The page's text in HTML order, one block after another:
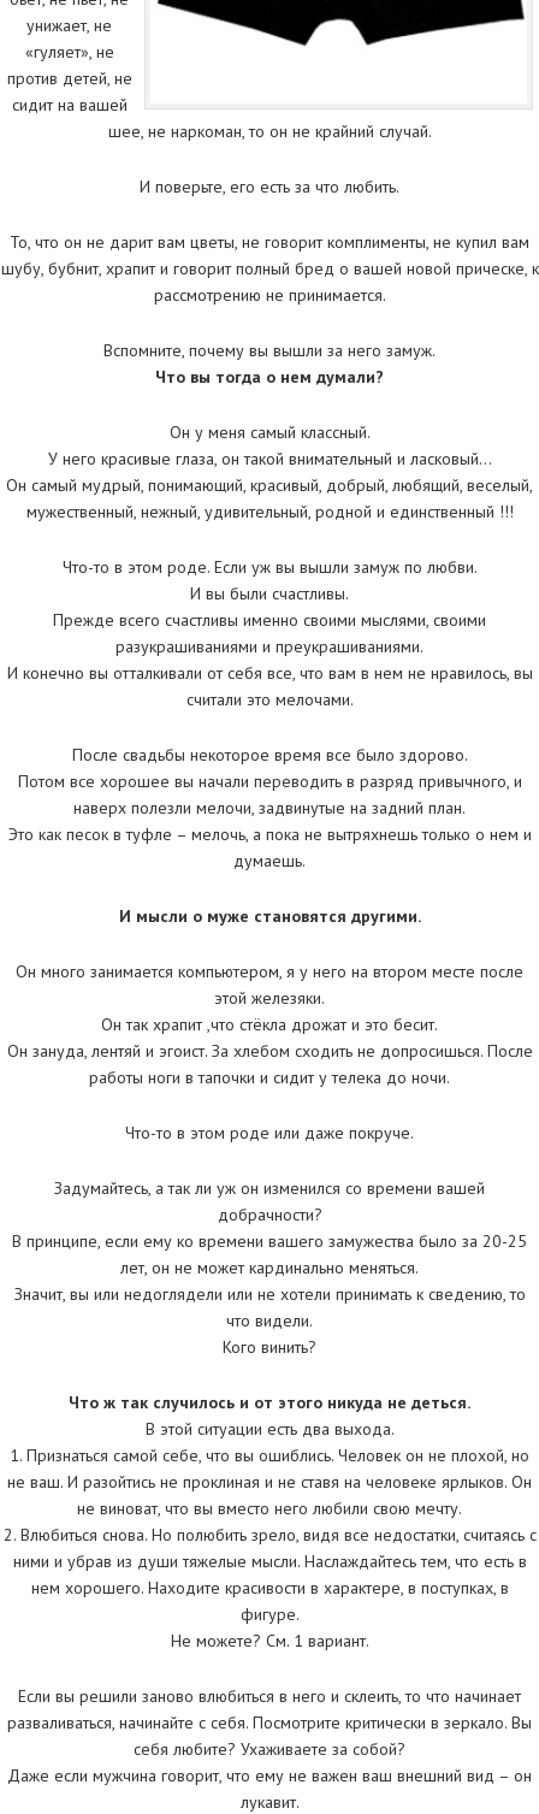
унижает, не
«гуляет», не
против детей, не
сидит на вашей
шее, не наркоман, то он не крайний случай.
И поверьте, его есть за что любить.
То, что он не дарит вам цветы, не говорит комплименты, не купил вам
шубу, бубнит, храпит и говорит полный бред о вашей новой прическе, к
рассмотрению не принимается.
Вспомните, почему вы вышли за него замуж.
Что вы тогда о нем думали?
Он у меня самый классный.
У него красивые глаза, он такой внимательный и ласковый…
Он самый мудрый, понимающий, красивый, добрый, любящий, веселый,
мужественный, нежный, удивительный, родной и единственный !!!
Что-то в этом роде. Если уж вы вышли замуж по любви.
И вы были счастливы.
Прежде всего счастливы именно своими мыслями, своими
разукрашиваниями и преукрашиваниями.
И конечно вы отталкивали от себя все, что вам в нем не нравилось, вы
считали это мелочами.
После свадьбы некоторое время все было здорово.
Потом все хорошее вы начали переводить в разряд привычного, и
наверх полезли мелочи, задвинутые на задний план.
Это как песок в туфле – мелочь, а пока не вытряхнешь только о нем и
думаешь.
И мысли о муже становятся другими.
Он много занимается компьютером, я у него на втором месте после
этой железяки.
Он так храпит ,что стёкла дрожат и это бесит.
Он зануда, лентяй и эгоист. За хлебом сходить не допросишься. После
работы ноги в тапочки и сидит у телека до ночи.
Что-то в этом роде или даже покруче.
Задумайтесь, а так ли уж он изменился со времени вашей
добрачности?
В принципе, если ему ко времени вашего замужества было за 20-25
лет, он не может кардинально меняться.
Значит, вы или недоглядели или не хотели принимать к сведению, то
что видели.
Кого винить?
Что ж так случилось и от этого никуда не деться.
В этой ситуации есть два выхода.
1. Признаться самой себе, что вы ошиблись. Человек он не плохой, но
не ваш. И разойтись не проклиная и не ставя на человеке ярлыков. Он
не виноват, что вы вместо него любили свою мечту.
2. Влюбиться снова. Но полюбить зрело, видя все недостатки, считаясь с
ними и убрав из души тяжелые мысли. Наслаждайтесь тем, что есть в
нем хорошего. Находите красивости в характере, в поступках, в
фигуре.
Не можете? См. 1 вариант.
Если вы решили заново влюбиться в него и склеить, то что начинает
разваливаться, начинайте с себя. Посмотрите критически в зеркало. Вы
себя любите? Ухаживаете за собой?
Даже если мужчина говорит, что ему не важен ваш внешний вид – он
лукавит.